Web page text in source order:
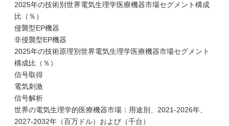
2025年の技術別世界電気生理学医療機器市場セグメント構成
比（％）
侵襲型EP機器
非侵襲型EP機器
2025年の技術原理別世界電気生理学医療機器市場セグメント
構成比（％）
信号取得
電気刺激
信号解析
世界の電気生理学的医療機器市場：用途別、2021-2026年、
2027-2032年（百万ドル）および（千台）